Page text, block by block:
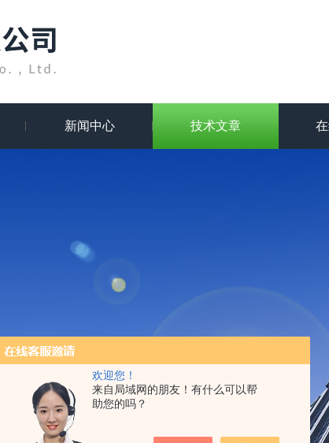
欢迎您！
来自局域网的朋友！有什么可以帮
助您的吗？
新闻中心 技术文章